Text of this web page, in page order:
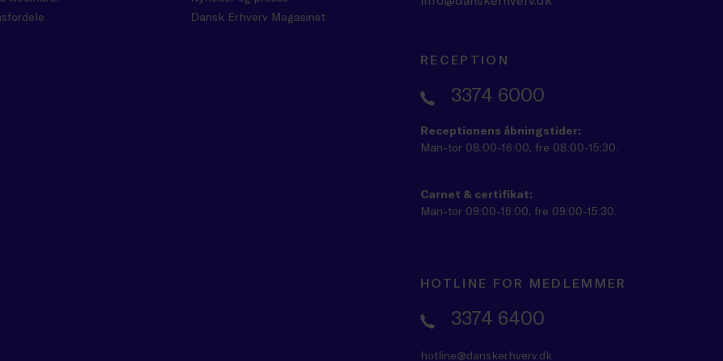
Dansk Erhverv Magasinet
RECEPTION
3374 6000
Receptionens åbningstider:
Man-tor 08:00-16:00, fre 08:00-15:30.
Carnet & certifikat:
Man-tor 09:00-16:00, fre 09:00-15:30.
HOTLINE FOR MEDLEMMER
3374 6400
hotline@danskerhverv.dk